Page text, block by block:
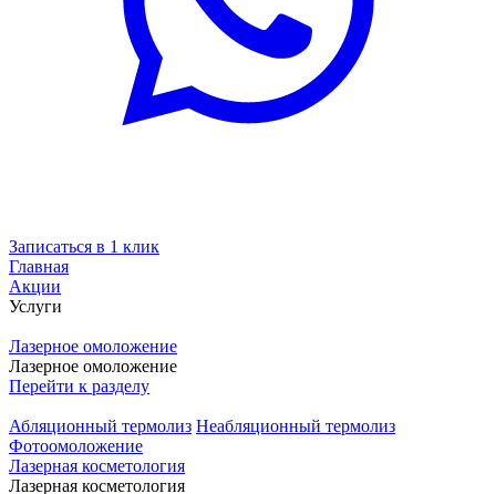
Записаться в 1 клик
Главная
Акции
Услуги
Лазерное омоложение
Лазерное омоложение
Перейти к разделу
Абляционный термолиз Неабляционный термолиз
Фотоомоложение
Лазерная косметология
Лазерная косметология